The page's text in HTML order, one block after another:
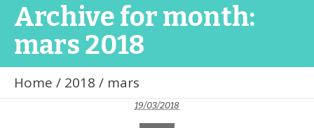
Archive for month:
mars 2018
Home / 2018 / mars
19/03/2018